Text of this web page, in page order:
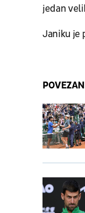
jedan
Janiku je